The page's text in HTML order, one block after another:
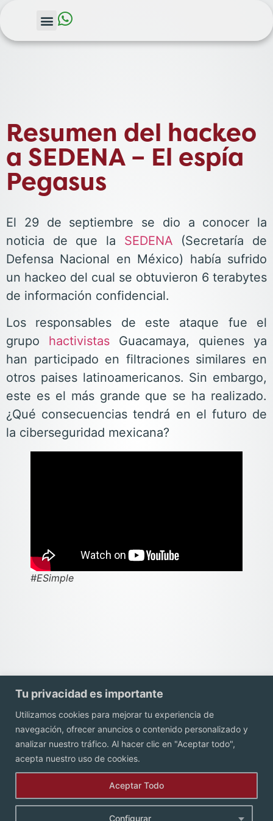
Tu privacidad es importante
Utilizamos cookies para mejorar tu experiencia de
navegación, ofrecer anuncios o contenido personalizado y
analizar nuestro tráfico. Al hacer clic en "Aceptar todo",
acepta nuestro uso de cookies.
Configurar
Aceptar Todo
Resumen del hackeo
a SEDENA – El espía
Pegasus
El 29 de septiembre se dio a conocer la
noticia de que la SEDENA (Secretaría de
Defensa Nacional en México) había sufrido
un hackeo del cual se obtuvieron 6 terabytes
de información confidencial.
Los responsables de este ataque fue el
grupo hactivistas Guacamaya, quienes ya
han participado en filtraciones similares en
otros paises latinoamericanos. Sin embargo,
este es el más grande que se ha realizado.
¿Qué consecuencias tendrá en el futuro de
la ciberseguridad mexicana?
#ESimple
Contacto